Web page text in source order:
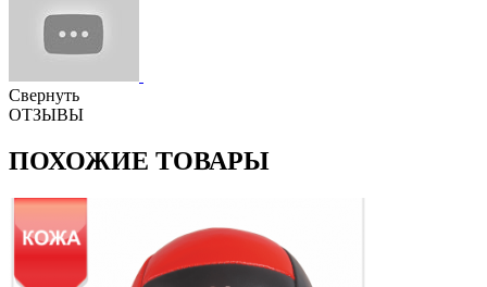
Свернуть
ОТЗЫВЫ
ПОХОЖИЕ ТОВАРЫ